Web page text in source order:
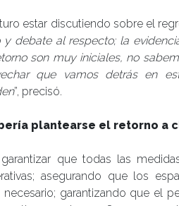
estar discutiendo sobre el
debate al respecto; la
son muy iniciales, no
que vamos detrás en
”, precisó.
plantearse el retorno a
que todas las
asegurando que los
garantizando que el